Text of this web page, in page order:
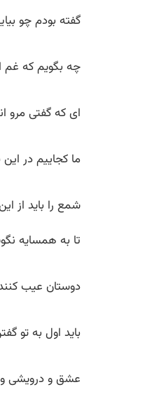
گفته بودم چو
چه بگویم که غم
ای که گفتی مرو
ما کجاییم در
شمع را باید از
تا به همسایه
دوستان عیب
باید اول به تو
عشق و درویشی